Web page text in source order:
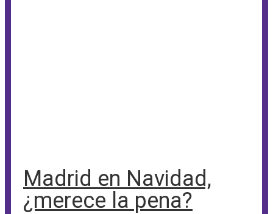
Madrid en Navidad,
¿merece la pena?